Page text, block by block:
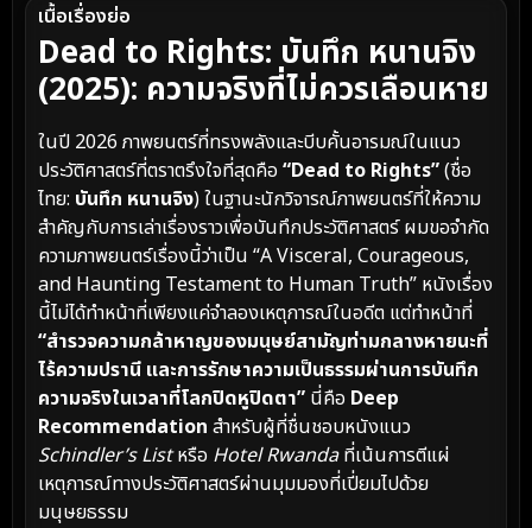
เนื้อเรื่องย่อ
Dead to Rights: บันทึก หนานจิง
(2025): ความจริงที่ไม่ควรเลือนหาย
ในปี 2026 ภาพยนตร์ที่ทรงพลังและบีบคั้นอารมณ์ในแนว
ประวัติศาสตร์ที่ตราตรึงใจที่สุดคือ “Dead to Rights”(ชื่อ
ไทย: บันทึก หนานจิง) ในฐานะนักวิจารณ์ภาพยนตร์ที่ให้ความ
สำคัญกับการเล่าเรื่องราวเพื่อบันทึกประวัติศาสตร์ ผมขอจำกัด
ความภาพยนตร์เรื่องนี้ว่าเป็น “A Visceral, Courageous,
and Haunting Testament to Human Truth” หนังเรื่อง
นี้ไม่ได้ทำหน้าที่เพียงแค่จำลองเหตุการณ์ในอดีต แต่ทำหน้าที่
“สำรวจความกล้าหาญของมนุษย์สามัญท่ามกลางหายนะที่
ไร้ความปรานี และการรักษาความเป็นธรรมผ่านการบันทึก
ความจริงในเวลาที่โลกปิดหูปิดตา” นี่คือ Deep
Recommendation สำหรับผู้ที่ชื่นชอบหนังแนว
Schindler’s Listหรือ Hotel Rwandaที่เน้นการตีแผ่
เหตุการณ์ทางประวัติศาสตร์ผ่านมุมมองที่เปี่ยมไปด้วย
มนุษยธรรม